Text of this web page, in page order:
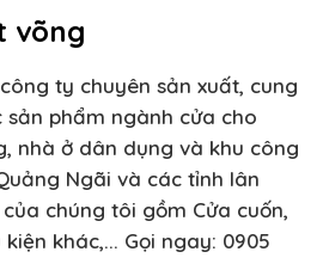
võng
ty chuyên sản xuất, cung
phẩm ngành cửa cho
nhà ở dân dụng và khu công
Ngãi và các tỉnh lân
chúng tôi gồm Cửa cuốn,
khác,... Gọi ngay: 0905